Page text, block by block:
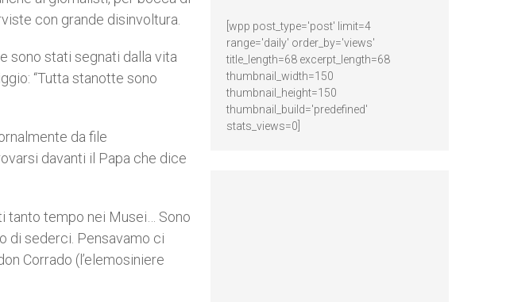
con grande disinvoltura.
sono stati segnati dalla vita
“Tutta stanotte sono
da file
davanti il Papa che dice
tanto tempo nei Musei… Sono
di sederci. Pensavamo ci
Corrado (l’elemosiniere
[wpp post_type='post' limit=4
range='daily' order_by='views'
title_length=68 excerpt_length=68
thumbnail_width=150
thumbnail_height=150
thumbnail_build='predefined'
stats_views=0]